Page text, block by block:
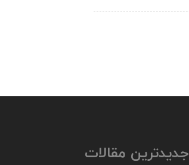
جدیدترین مقالات